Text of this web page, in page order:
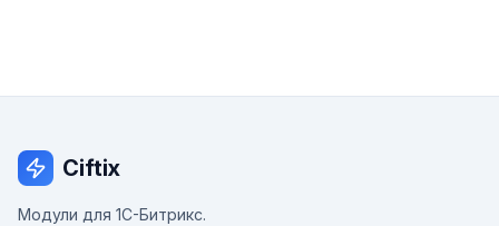
Ciftix
Модули для 1С-Битрикс.